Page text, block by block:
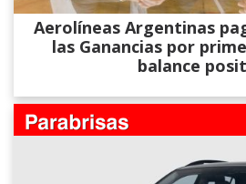
Aerolíneas Argentinas
las Ganancias por
balance